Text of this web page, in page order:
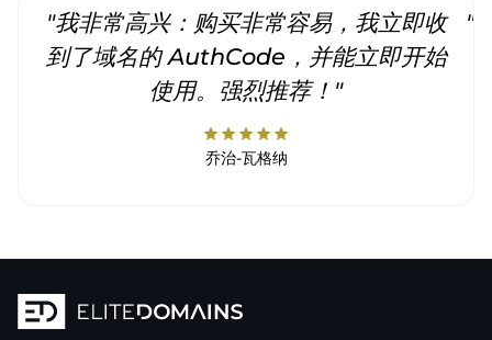
"我非常高兴：购买非常容易，我立即收
到了域名的 AuthCode，并能立即开始
使用。强烈推荐！"
starstarstarstarstar
乔治-瓦格纳
"